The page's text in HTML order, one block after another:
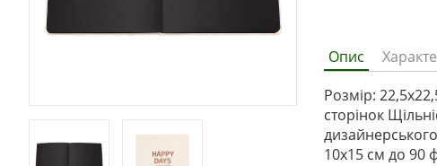
Опис
Розмір:
сторінок
10x15 см до 90